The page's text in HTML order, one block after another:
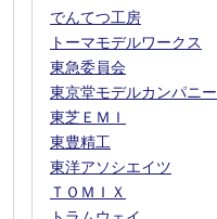
でんてつ工房
トーマモデルワークス
東急委員会
東京堂モデルカンパニー
東芝ＥＭＩ
東豊精工
東洋アソシエイツ
ＴＯＭＩＸ